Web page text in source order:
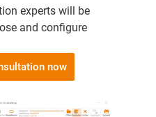
experts will be
and configure
now